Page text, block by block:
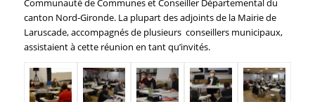
Communauté de Communes et Conseiller Départemental du
canton Nord-Gironde. La plupart des adjoints de la Mairie de
Laruscade, accompagnés de plusieurs conseillers municipaux,
assistaient à cette réunion en tant qu’invités.